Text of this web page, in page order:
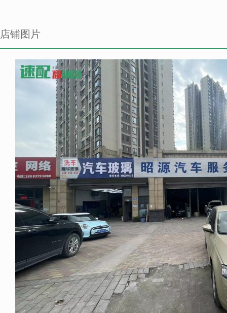
店铺图片